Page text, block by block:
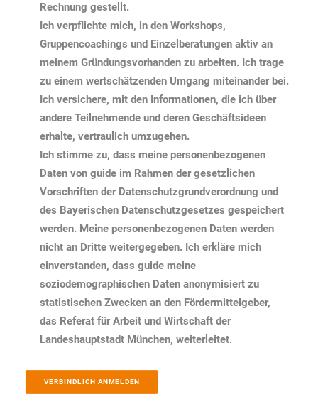
Rechnung gestellt.
Ich verpflichte mich, in den Workshops,
Gruppencoachings und Einzelberatungen aktiv an
meinem Gründungsvorhanden zu arbeiten. Ich trage
zu einem wertschätzenden Umgang miteinander bei.
Ich versichere, mit den Informationen, die ich über
andere Teilnehmende und deren Geschäftsideen
erhalte, vertraulich umzugehen.
Ich stimme zu, dass meine personenbezogenen
Daten von guide im Rahmen der gesetzlichen
Vorschriften der Datenschutzgrundverordnung und
des Bayerischen Datenschutzgesetzes gespeichert
werden. Meine personenbezogenen Daten werden
nicht an Dritte weitergegeben. Ich erkläre mich
einverstanden, dass guide meine
soziodemographischen Daten anonymisiert zu
statistischen Zwecken an den Fördermittelgeber,
das Referat für Arbeit und Wirtschaft der
Landeshauptstadt München, weiterleitet.
VERBINDLICH ANMELDEN